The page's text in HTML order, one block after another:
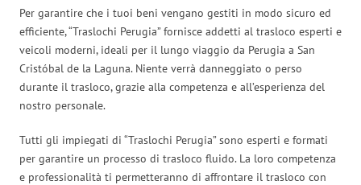
Per garantire che i tuoi beni vengano gestiti in modo sicuro ed
efficiente, “Traslochi Perugia” fornisce addetti al trasloco esperti e
veicoli moderni, ideali per il lungo viaggio da Perugia a San
Cristóbal de la Laguna. Niente verrà danneggiato o perso
durante il trasloco, grazie alla competenza e all’esperienza del
nostro personale.
Tutti gli impiegati di “Traslochi Perugia” sono esperti e formati
per garantire un processo di trasloco fluido. La loro competenza
e professionalità ti permetteranno di affrontare il trasloco con